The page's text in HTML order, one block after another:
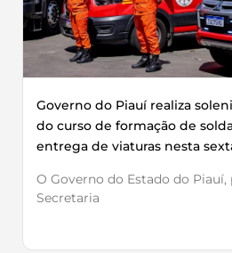
Governo do Piauí realiza
do curso de formação de
entrega de viaturas nesta
O Governo do Estado do
Secretaria